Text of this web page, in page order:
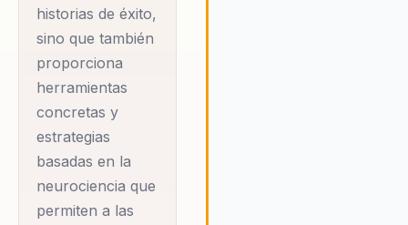
historias de éxito,
sino que también
proporciona
herramientas
concretas y
estrategias
basadas en la
neurociencia que
permiten a las